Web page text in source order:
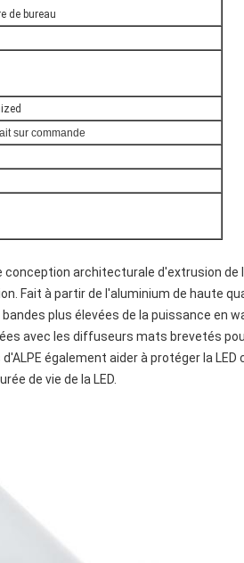
de bureau
sur commande
conception architecturale d'extrusion de
Fait à partir de l'aluminium de haute
plus élevées de la puissance en
avec les diffuseurs mats brevetés
également aider à protéger la
de vie de la LED.